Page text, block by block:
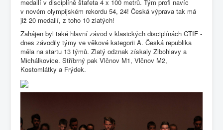
medailí v disciplíně štafeta 4 x 100 metrů. Tým profi navíc
v novém olympijském rekordu 54, 24! Česká výprava tak má
již 20 medailí, z toho 10 zlatých!
Zahájen byl také hlavní závod v klasických disciplínách CTIF -
dnes závodily týmy ve věkové kategorii A. Česká republika
měla na startu 13 týmů. Zlatý odznak získaly Zibohlavy a
Michálkovice. Stříbrný pak Vlčnov M1, Vlčnov M2,
Kostomlátky a Frýdek.